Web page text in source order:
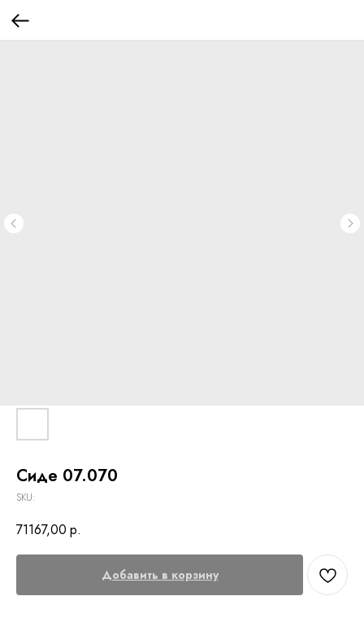
Сиде 07.070
SKU:
71167,00 р.
Добавить в корзину